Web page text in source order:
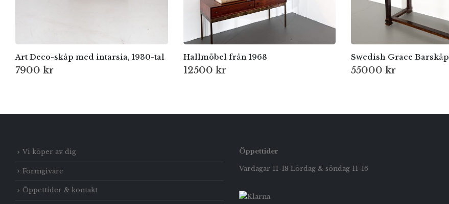
Art Deco-skåp med intarsia, 1930-tal
7900 kr
Hallmöbel från 1968
12500 kr
Swedish Grace Barskåp
55000 kr
Vi köper av dig
Formgivare
Öppettider & kontakt
Öppettider
Vardagar 11-18 Lördag & söndag 11-16